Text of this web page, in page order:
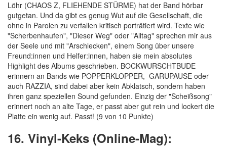
Löhr (CHAOS Z, FLIEHENDE STÜRME) hat der Band hörbar
gutgetan. Und da gibt es genug Wut auf die Gesellschaft, die
ohne in Parolen zu verfallen kritisch porträtiert wird. Texte wie
"Scherbenhaufen", "Dieser Weg" oder "Alltag" sprechen mir aus
der Seele und mit "Arschlecken", einem Song über unsere
Freund:innen und Helfer:innen, haben sie mein absolutes
Highlight des Albums geschrieben. BOCKWURSCHTBUDE
erinnern an Bands wie POPPERKLOPPER, GARUPAUSE oder
auch RAZZIA, sind dabei aber kein Abklatsch, sondern haben
ihren ganz speziellen Sound gefunden. Einzig der "Scheißsong"
erinnert noch an alte Tage, er passt aber gut rein und lockert die
Platte ein wenig auf. Passt! (9 von 10 Punkte)
16. Vinyl-Keks (Online-Mag):